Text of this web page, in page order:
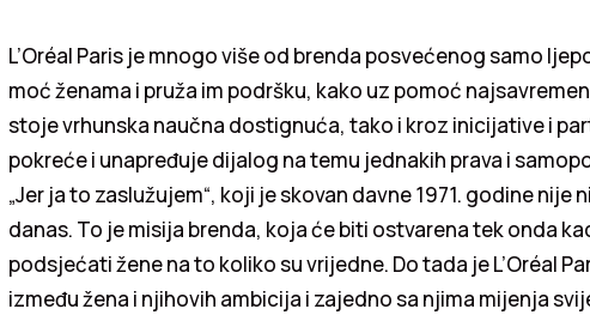
L’Oréal Paris je mnogo više od brenda posvećenog samo
moć ženama i pruža im podršku, kako uz pomoć
stoje vrhunska naučna dostignuća, tako i kroz inicijative i
pokreće i unapređuje dijalog na temu jednakih prava i
„Jer ja to zaslužujem“, koji je skovan davne 1971. godine nije
danas. To je misija brenda, koja će biti ostvarena tek onda
podsjećati žene na to koliko su vrijedne. Do tada je L’Oréal
između žena i njihovih ambicija i zajedno sa njima mijenja